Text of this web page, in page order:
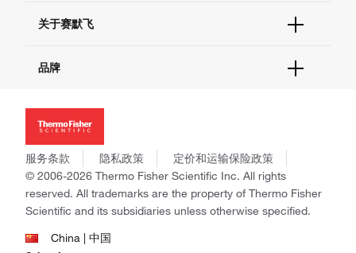
查找文件&证书
促销
社交媒体
关于赛默飞
招聘
新闻
社会责任
商标
政策和通知
品牌
Applied Biosystems
Invitrogen
Gibco
Ion Torrent
Unity Lab Services
Patheon
PPD
服务条款 隐私政策
定价和运输保险政策
© 2006-2026 Thermo Fisher Scientific Inc. All rights
reserved. All trademarks are the property of Thermo Fisher
Scientific and its subsidiaries unless otherwise specified.
China | 中国